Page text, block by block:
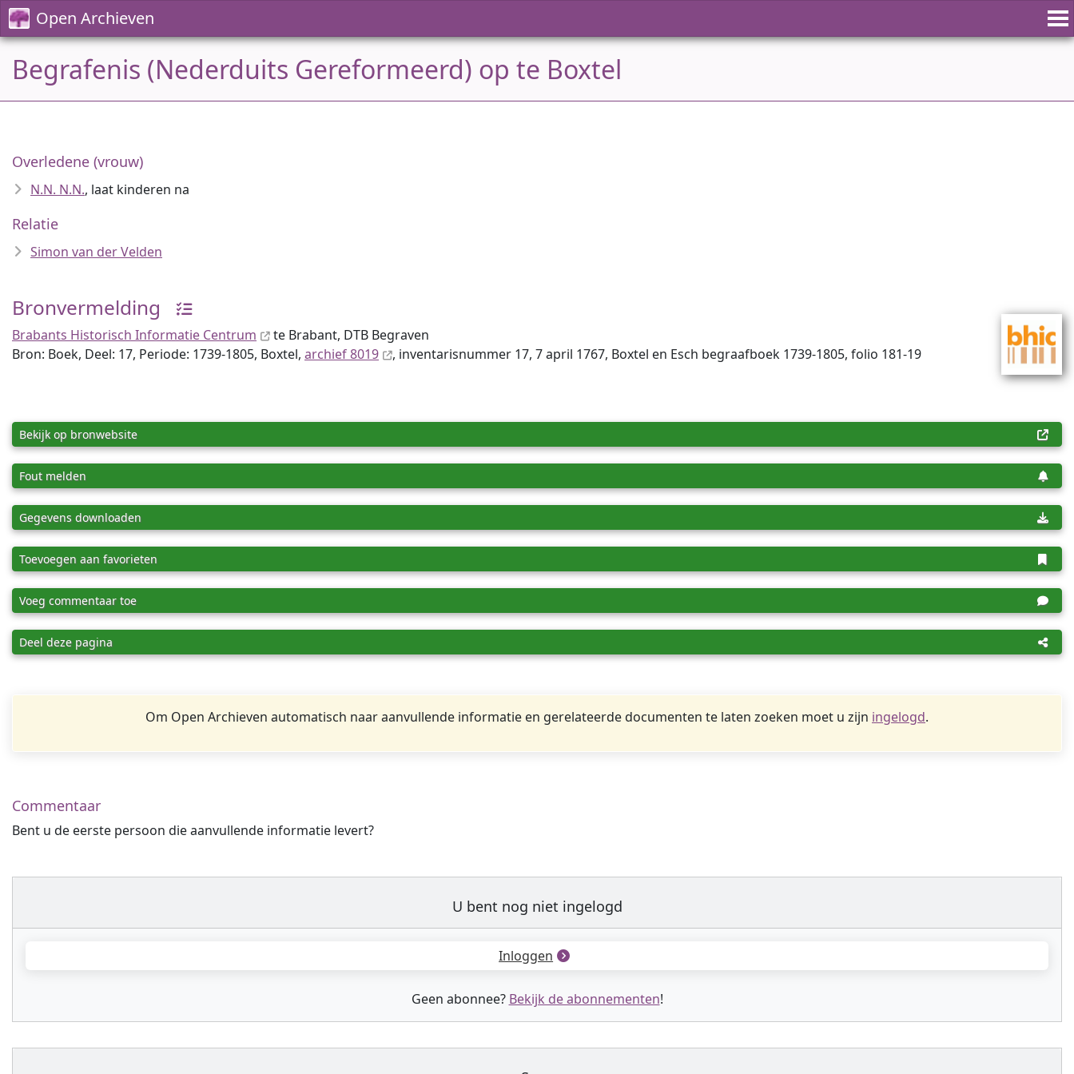
Open Archieven
Begrafenis (Nederduits Gereformeerd) op te Boxtel
Overledene (vrouw)
N.N. N.N., laat kinderen na
Relatie
Simon van der Velden
Bronvermelding
Brabants Historisch Informatie Centrum
te Brabant, DTB Begraven
Bron: Boek, Deel: 17, Periode: 1739-1805, Boxtel, archief 8019 , inventaris­num­mer 17, 7 april 1767, Boxtel en Esch begraafboek 1739-1805, folio 181-19
Bekijk op bronwebsite
Fout melden
Gegevens downloaden
Toevoegen aan favorieten
Voeg commentaar toe
Deel deze pagina
Om Open Archieven automatisch naar aanvullende informatie en gerelateerde documenten te laten zoeken moet u zijn ingelogd.
Commentaar
Bent u de eerste persoon die aanvullende informatie levert?
U bent nog niet ingelogd
Inloggen
Geen abonnee? Bekijk de abonnementen!